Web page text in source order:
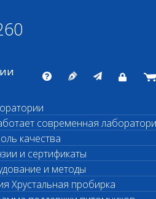
БИО
лаборатория
современная
качества
и сертификаты
и методы
Хрустальная пробирка